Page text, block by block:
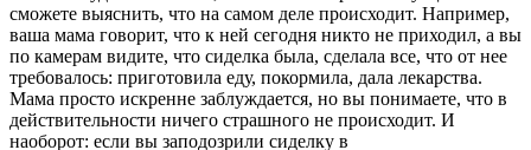
сможете выяснить, что на самом деле происходит. Например,
ваша мама говорит, что к ней сегодня никто не приходил, а вы
по камерам видите, что сиделка была, сделала все, что от нее
требовалось: приготовила еду, покормила, дала лекарства.
Мама просто искренне заблуждается, но вы понимаете, что в
действительности ничего страшного не происходит. И
наоборот: если вы заподозрили сиделку в